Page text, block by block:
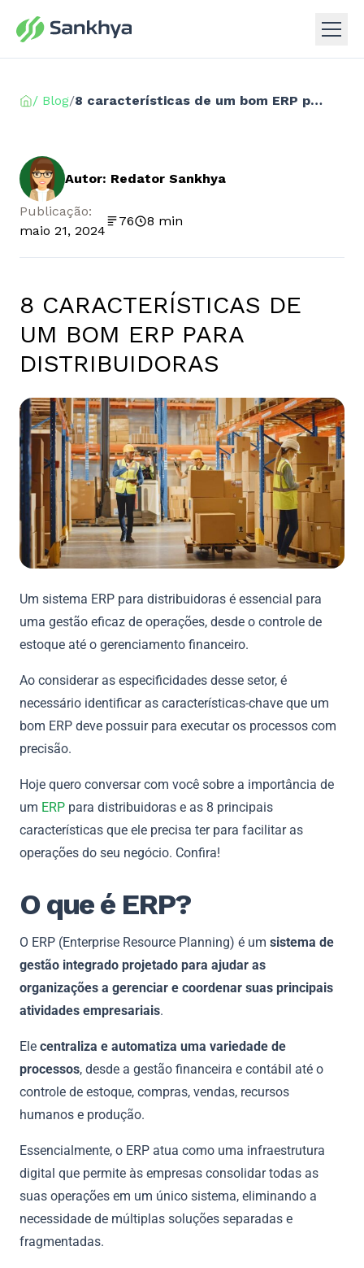
/ Blog/ 8 características de um bom ERP para distribuidoras
Autor: Redator Sankhya
Publicação:
maio 21, 2024
76 8 min
8 CARACTERÍSTICAS DE
UM BOM ERP PARA
DISTRIBUIDORAS
Um sistema ERP para distribuidoras é essencial para
uma gestão eficaz de operações, desde o controle de
estoque até o gerenciamento financeiro.
Ao considerar as especificidades desse setor, é
necessário identificar as características-chave que um
bom ERP deve possuir para executar os processos com
precisão.
Hoje quero conversar com você sobre a importância de
um ERP para distribuidoras e as 8 principais
características que ele precisa ter para facilitar as
operações do seu negócio. Confira!
O que é ERP?
O ERP (Enterprise Resource Planning) é um sistema de
gestão integrado projetado para ajudar as
organizações a gerenciar e coordenar suas principais
atividades empresariais.
Ele centraliza e automatiza uma variedade de
processos, desde a gestão financeira e contábil até o
controle de estoque, compras, vendas, recursos
humanos e produção.
Essencialmente, o ERP atua como uma infraestrutura
digital que permite às empresas consolidar todas as
suas operações em um único sistema, eliminando a
necessidade de múltiplas soluções separadas e
fragmentadas.